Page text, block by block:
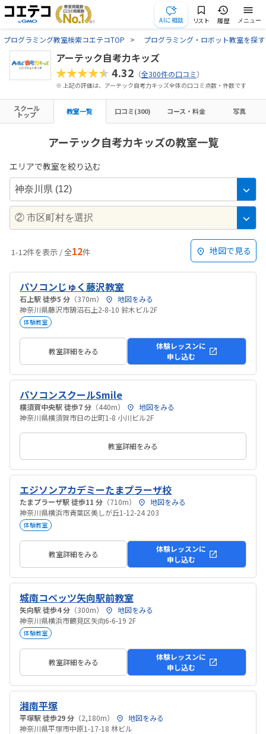
AIに相談 リスト 履歴 メニュー
プログラミング教室検索コエテコTOP プログラミング・ロボット教室を探す
アーテック自考力キッズ
★★★★★4.32 （全300件の口コミ）
※ 上記の評価は、アーテック自考力キッズ全体の口コミ点数・件数です
スクール
トップ 教室一覧 口コミ(300) コース・料金 写真
アーテック自考力キッズの教室一覧
エリアで教室を絞り込む
1-12件を表示 / 全12件 地図で見る
パソコンじゅく藤沢教室
石上駅 徒歩5 分 （370m）
地図をみる
神奈川県藤沢市鵠沼石上2-8-10 鈴木ビル2F
体験教室
教室詳細をみる
体験レッスンに
申し込む
パソコンスクールSmile
横須賀中央駅 徒歩7 分 （440m）
地図をみる
神奈川県横須賀市日の出町1-8 小川ビル2F
教室詳細をみる
エジソンアカデミーたまプラーザ校
たまプラーザ駅 徒歩11 分 （710m）
地図をみる
神奈川県横浜市青葉区美しが丘1-12-24 203
体験教室
教室詳細をみる
体験レッスンに
申し込む
城南コベッツ矢向駅前教室
矢向駅 徒歩4 分 （300m）
地図をみる
神奈川県横浜市鶴見区矢向6-6-19 2F
体験教室
教室詳細をみる
体験レッスンに
申し込む
湘南平塚
平塚駅 徒歩29 分 （2,180m）
地図をみる
神奈川県平塚市中原1-17-18 林ビル